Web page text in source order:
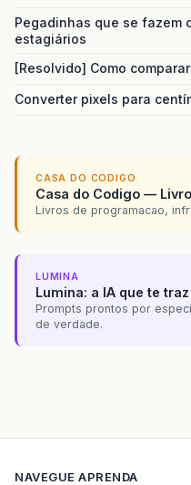
Pegadinhas que se fazem
estagiários
[Resolvido] Como
Converter pixels para
CASA DO CODIGO
Casa do Codigo —
Livros de programacao,
LUMINA
Lumina: a IA que te
Prompts prontos por
de verdade.
NAVEGUE APRENDA